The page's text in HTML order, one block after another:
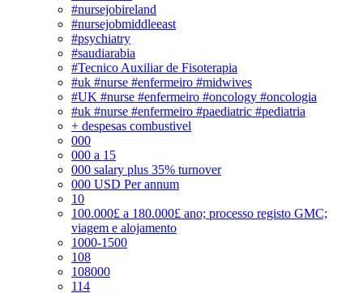
#nursejobireland
#nursejobmiddleeast
#psychiatry
#saudiarabia
#Tecnico Auxiliar de Fisoterapia
#uk #nurse #enfermeiro #midwives
#UK #nurse #enfermeiro #oncology #oncologia
#uk #nurse #enfermeiro #paediatric #pediatria
+ despesas combustivel
000
000 a 15
000 salary plus 35% turnover
000 USD Per annum
10
100.000£ a 180.000£ ano; processo registo GMC;
viagem e alojamento
1000-1500
108
108000
114